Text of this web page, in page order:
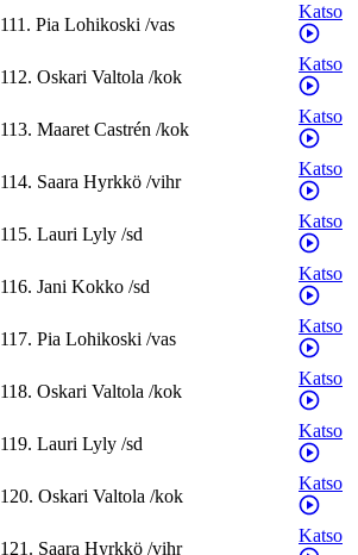
111. Pia Lohikoski /vas
Katso
112. Oskari Valtola /kok
Katso
113. Maaret Castrén /kok
Katso
114. Saara Hyrkkö /vihr
Katso
115. Lauri Lyly /sd
Katso
116. Jani Kokko /sd
Katso
117. Pia Lohikoski /vas
Katso
118. Oskari Valtola /kok
Katso
119. Lauri Lyly /sd
Katso
120. Oskari Valtola /kok
Katso
121. Saara Hyrkkö /vihr
Katso